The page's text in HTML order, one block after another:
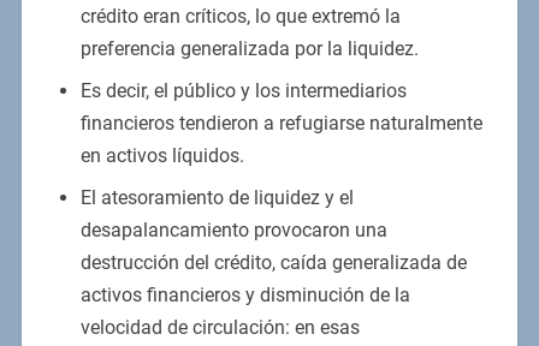
crédito eran críticos, lo que extremó la
preferencia generalizada por la liquidez.
Es decir, el público y los intermediarios
financieros tendieron a refugiarse naturalmente
en activos líquidos.
El atesoramiento de liquidez y el
desapalancamiento provocaron una
destrucción del crédito, caída generalizada de
activos financieros y disminución de la
velocidad de circulación: en esas